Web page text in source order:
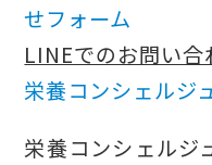
せフォーム
LINEでのお問い合
栄養コンシェルジ
栄養コンシェルジ